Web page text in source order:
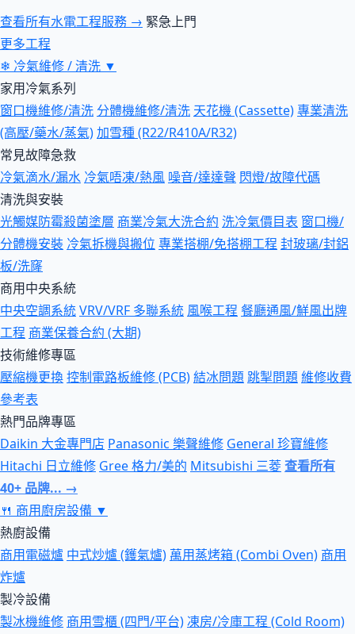
查看所有水電工程服務 → 緊急上門
更多工程
❄ 冷氣維修 / 清洗 ▼
家用冷氣系列
窗口機維修/清洗 分體機維修/清洗 天花機 (Cassette)專業清洗
(高壓/藥水/蒸氣)加雪種 (R22/R410A/R32)
常見故障急救
冷氣滴水/漏水 冷氣唔凍/熱風 噪音/達達聲 閃燈/故障代碼
清洗與安裝
光觸媒防霉殺菌塗層 商業冷氣大洗合約 洗冷氣價目表 窗口機/
分體機安裝 冷氣拆機與搬位 專業搭棚/免搭棚工程 封玻璃/封鋁
板/洗窿
商用中央系統
中央空調系統VRV/VRF 多聯系統 風喉工程 餐廳通風/鮮風出牌
工程 商業保養合約 (大期)
技術維修專區
壓縮機更換控制電路板維修 (PCB)結冰問題跳掣問題維修收費
參考表
熱門品牌專區
Daikin 大金專門店 Panasonic 樂聲維修 General 珍寶維修
Hitachi 日立維修 Gree 格力/美的 Mitsubishi 三菱查看所有
40+ 品牌... →
🍴 商用廚房設備 ▼
熱廚設備
商用電磁爐 中式炒爐 (鑊氣爐) 萬用蒸烤箱 (Combi Oven) 商用
炸爐
製冷設備
製冰機維修 商用雪櫃 (四門/平台)凍房/冷庫工程 (Cold Room)